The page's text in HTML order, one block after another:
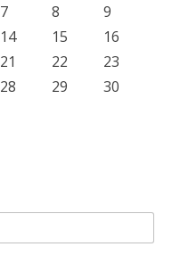
7 8
9
14 15
16
21 22
23
28 29
30